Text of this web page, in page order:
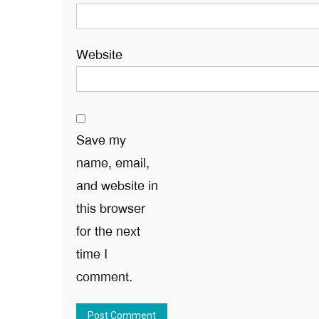
Website
Save my
name, email,
and website in
this browser
for the next
time I
comment.